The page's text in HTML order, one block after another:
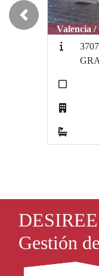
Valencia
Previous
Gestión